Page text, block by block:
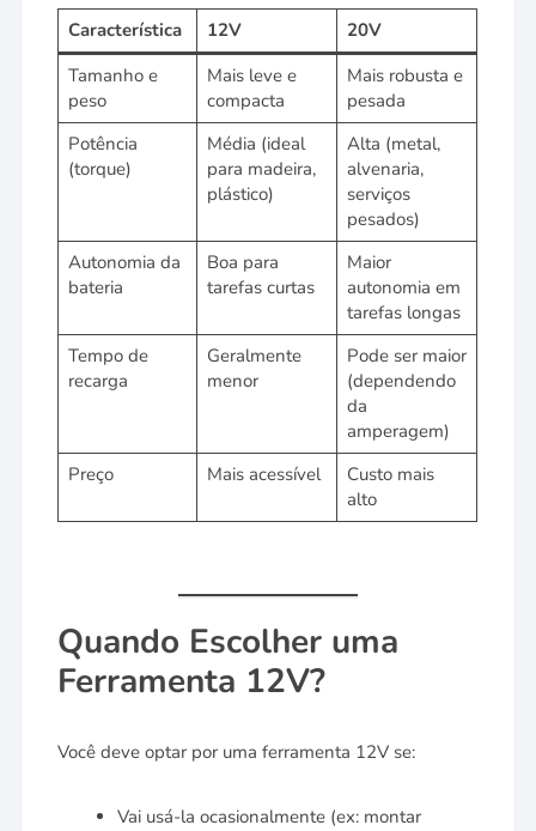
Característica 12V
20V
Tamanho e
peso
Mais leve e
compacta
Mais robusta e
pesada
Potência
(torque)
Média (ideal
para madeira,
plástico)
Alta (metal,
alvenaria,
serviços
pesados)
Autonomia da
bateria
Boa para
tarefas curtas
Maior
autonomia em
tarefas longas
Tempo de
recarga
Geralmente
menor
Pode ser maior
(dependendo
da
amperagem)
Preço
Mais acessível
Custo mais
alto
Quando Escolher uma
Ferramenta 12V?
Você deve optar por uma ferramenta 12V se:
Vai usá-la ocasionalmente (ex: montar